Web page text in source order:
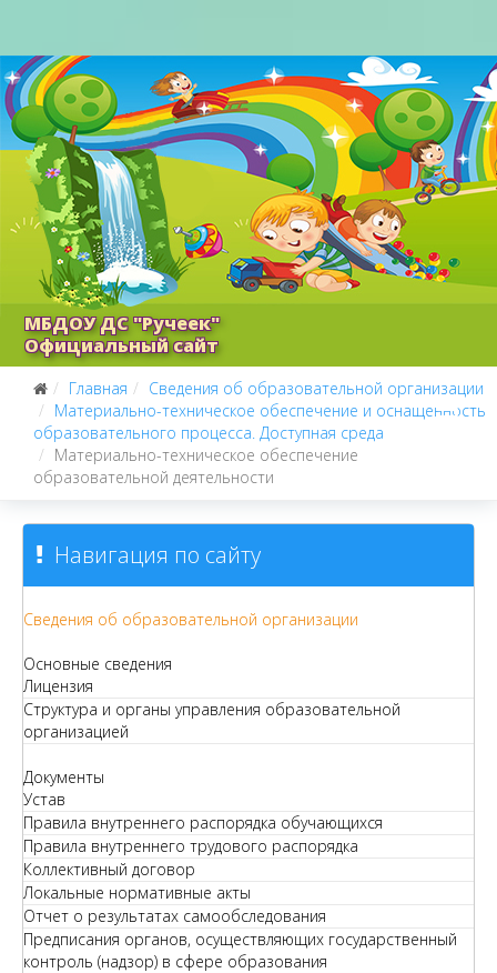
МБДОУ ДС "Ручеек"
Официальный сайт
Главная
Сведения об образовательной организации
Материально-техническое обеспечение и оснащенность
образовательного процесса. Доступная среда
Материально-техническое обеспечение
образовательной деятельности
Навигация по сайту
Сведения об образовательной организации
Основные сведения
Лицензия
Структура и органы управления образовательной
организацией
Документы
Устав
Правила внутреннего распорядка обучающихся
Правила внутреннего трудового распорядка
Коллективный договор
Локальные нормативные акты
Отчет о результатах самообследования
Предписания органов, осуществляющих государственный
контроль (надзор) в сфере образования